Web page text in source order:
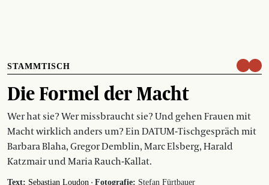
STAMMTISCH
Die Formel der Macht
Wer hat sie? Wer missbraucht sie? Und gehen Frauen mit
Macht wirklich anders um? Ein DATUM-Tischgespräch mit
Barbara Blaha, Gregor Demblin, Marc Elsberg, Harald
Katzmair und Maria Rauch-Kallat.
Text: Sebastian Loudon · Fotografie: Stefan Fürtbauer